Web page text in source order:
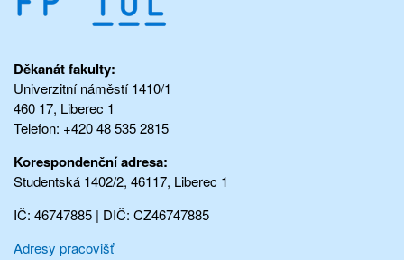
Děkanát fakulty:
Univerzitní náměstí 1410/1
460 17, Liberec 1
Telefon: +420 48 535 2815
Korespondenční adresa:
Studentská 1402/2, 46117, Liberec 1
IČ: 46747885 | DIČ: CZ46747885
Adresy pracovišť